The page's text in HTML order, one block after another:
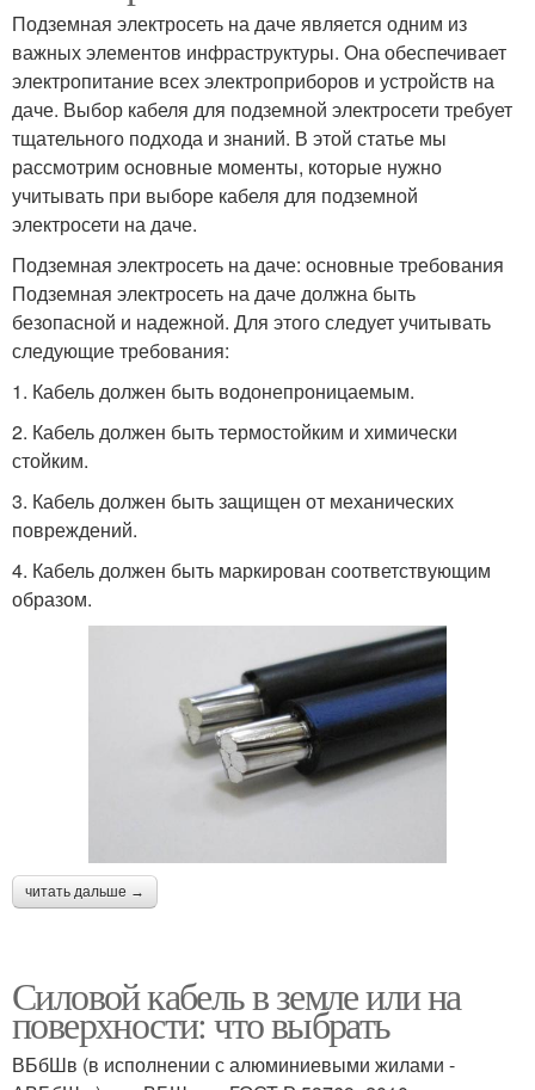
Подземная электросеть на даче является одним из
важных элементов инфраструктуры. Она обеспечивает
электропитание всех электроприборов и устройств на
даче. Выбор кабеля для подземной электросети требует
тщательного подхода и знаний. В этой статье мы
рассмотрим основные моменты, которые нужно
учитывать при выборе кабеля для подземной
электросети на даче.
Подземная электросеть на даче: основные требования
Подземная электросеть на даче должна быть
безопасной и надежной. Для этого следует учитывать
следующие требования:
1. Кабель должен быть водонепроницаемым.
2. Кабель должен быть термостойким и химически
стойким.
3. Кабель должен быть защищен от механических
повреждений.
4. Кабель должен быть маркирован соответствующим
образом.
читать дальше →
Силовой кабель в земле или на
поверхности: что выбрать
ВБбШв (в исполнении с алюминиевыми жилами -